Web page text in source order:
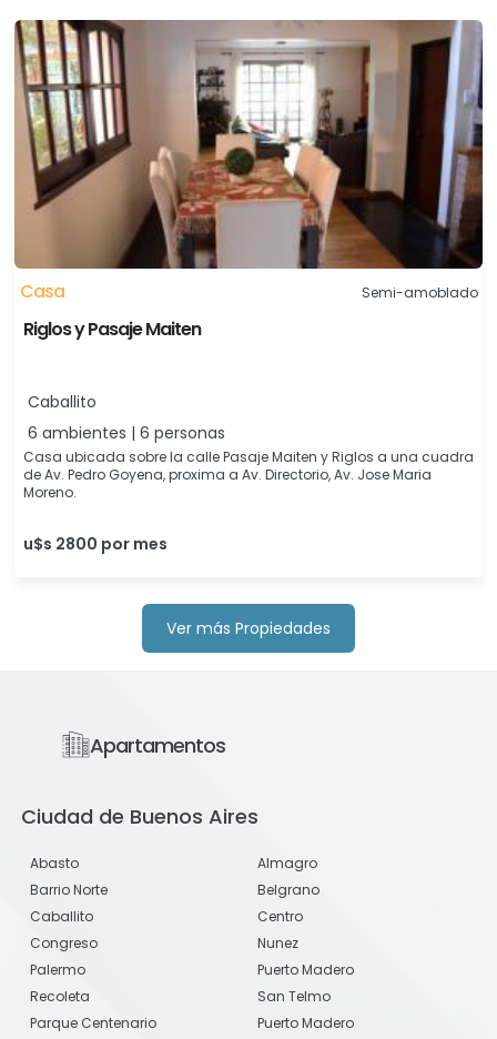
Casa Semi-amoblado
Riglos y Pasaje Maiten
Caballito
6 ambientes | 6 personas
Casa ubicada sobre la calle Pasaje Maiten y Riglos a una cuadra
de Av. Pedro Goyena, proxima a Av. Directorio, Av. Jose Maria
Moreno.
u$s 2800 por mes
Ver más Propiedades
Apartamentos
Ciudad de Buenos Aires
Abasto
Almagro
Barrio Norte
Belgrano
Caballito
Centro
Congreso
Nunez
Palermo
Puerto Madero
Recoleta
San Telmo
Parque Centenario
Puerto Madero